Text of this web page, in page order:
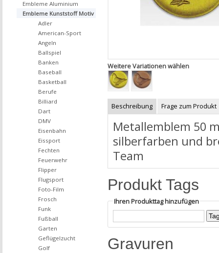
Weitere Variationen wählen
Beschreibung Frage zum Produkt
Metallemblem 50
silberfarben und
Team
Produkt Tags
Ihren Produkttag hinzufügen
Gravuren
Embleme Aluminium
Embleme Kunststoff Motiv
Adler
American-Sport
Angeln
Ballspiel
Banken
Baseball
Basketball
Berufe
Billiard
Dart
DMV
Eisenbahn
Eissport
Fechten
Feuerwehr
Flipper
Flugsport
Foto-Film
Frosch
Funk
Fußball
Garten
Geflügelzucht
Golf